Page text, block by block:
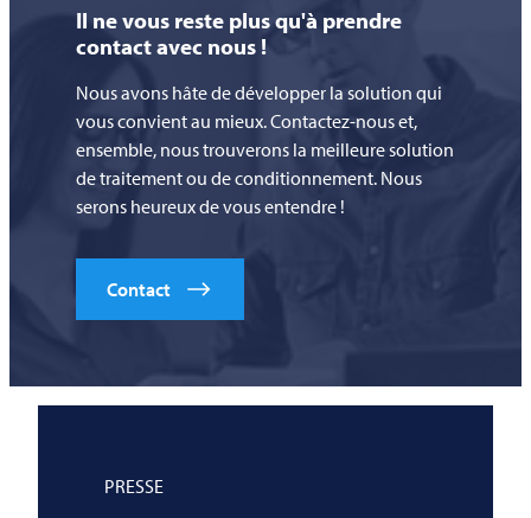
Il ne vous reste plus qu'à prendre
contact avec nous !
Nous avons hâte de développer la solution qui
vous convient au mieux. Contactez-nous et,
ensemble, nous trouverons la meilleure solution
de traitement ou de conditionnement. Nous
serons heureux de vous entendre !
Contact
PRESSE